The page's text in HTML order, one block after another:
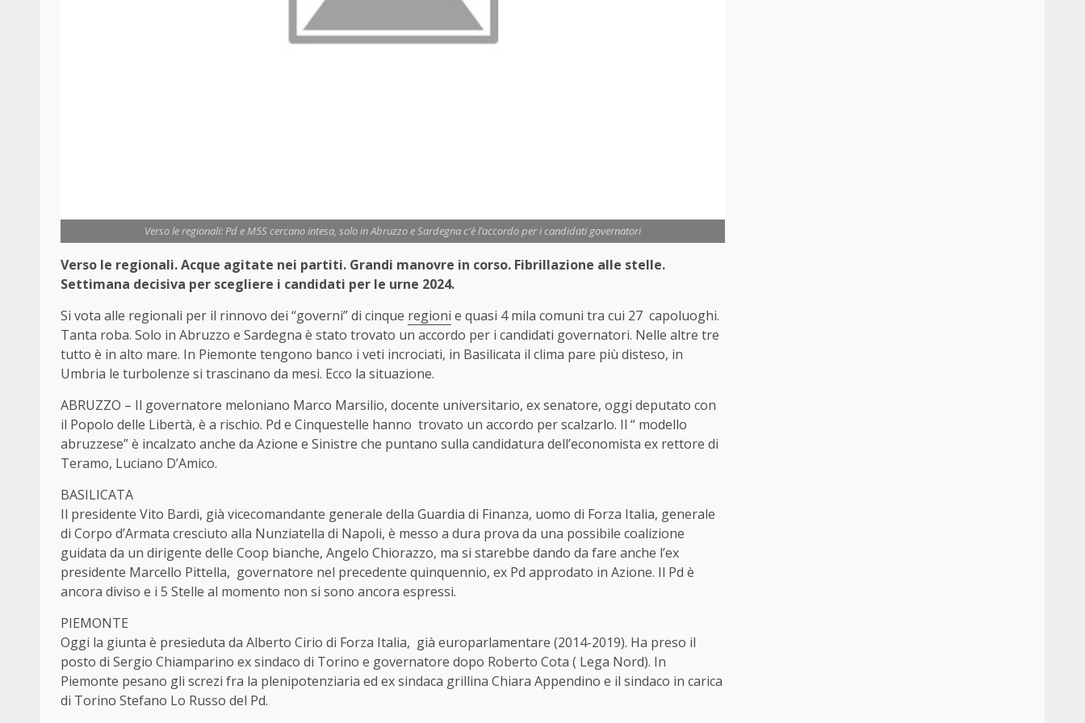
Verso le regionali: Pd e M5S cercano intesa, solo in Abruzzo e Sardegna c'è l’accordo per i candidati governatori
Verso le regionali. Acque agitate nei partiti. Grandi manovre in corso. Fibrillazione alle stelle.
Settimana decisiva per scegliere i candidati per le urne 2024.
Si vota alle regionali per il rinnovo dei “governi” di cinque regioni e quasi 4 mila comuni tra cui 27 capoluoghi.
Tanta roba. Solo in Abruzzo e Sardegna è stato trovato un accordo per i candidati governatori. Nelle altre tre
tutto è in alto mare. In Piemonte tengono banco i veti incrociati, in Basilicata il clima pare più disteso, in
Umbria le turbolenze si trascinano da mesi. Ecco la situazione.
ABRUZZO – Il governatore meloniano Marco Marsilio, docente universitario, ex senatore, oggi deputato con
il Popolo delle Libertà, è a rischio. Pd e Cinquestelle hanno trovato un accordo per scalzarlo. Il “ modello
abruzzese” è incalzato anche da Azione e Sinistre che puntano sulla candidatura dell’economista ex rettore di
Teramo, Luciano D’Amico.
BASILICATA
Il presidente Vito Bardi, già vicecomandante generale della Guardia di Finanza, uomo di Forza Italia, generale
di Corpo d’Armata cresciuto alla Nunziatella di Napoli, è messo a dura prova da una possibile coalizione
guidata da un dirigente delle Coop bianche, Angelo Chiorazzo, ma si starebbe dando da fare anche l’ex
presidente Marcello Pittella, governatore nel precedente quinquennio, ex Pd approdato in Azione. Il Pd è
ancora diviso e i 5 Stelle al momento non si sono ancora espressi.
PIEMONTE
Oggi la giunta è presieduta da Alberto Cirio di Forza Italia, già europarlamentare (2014-2019). Ha preso il
posto di Sergio Chiamparino ex sindaco di Torino e governatore dopo Roberto Cota ( Lega Nord). In
Piemonte pesano gli screzi fra la plenipotenziaria ed ex sindaca grillina Chiara Appendino e il sindaco in carica
di Torino Stefano Lo Russo del Pd.